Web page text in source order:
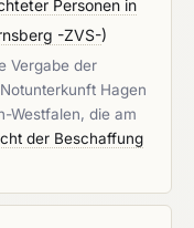
Personen in
-ZVS-)
Vergabe der
Hagen
Westfalen, die am
der Beschaffung